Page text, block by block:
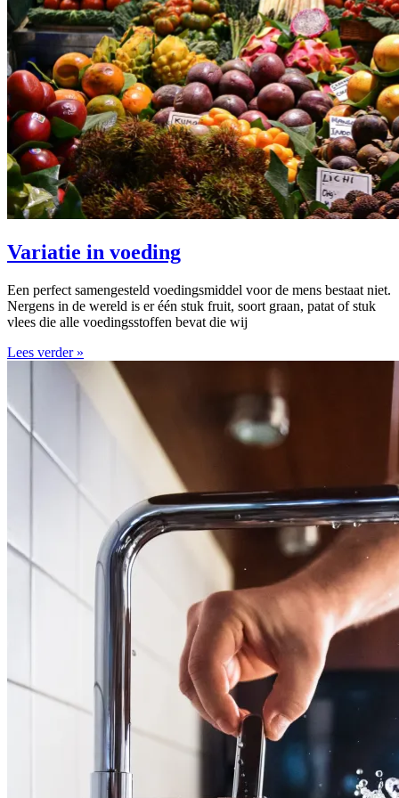
Variatie in voeding
Een perfect samengesteld voedingsmiddel voor de mens bestaat niet.
Nergens in de wereld is er één stuk fruit, soort graan, patat of stuk
vlees die alle voedingsstoffen bevat die wij
Lees verder »